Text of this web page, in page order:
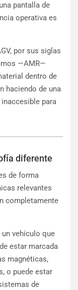
pantalla de
operativa es
por sus siglas
—AMR—
dentro de
haciendo de una
para
diferente
de forma
relevantes
completamente
un vehículo que
estar marcada
magnéticas,
o puede estar
de